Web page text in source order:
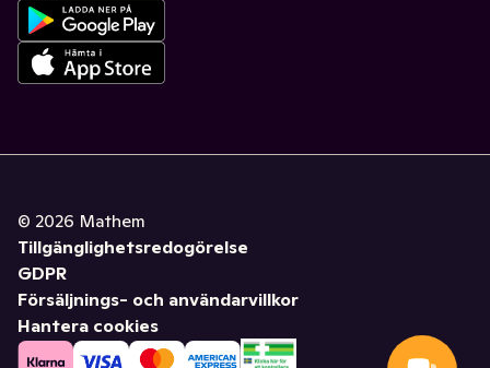
© 2026 Mathem
Tillgänglighetsredogörelse
GDPR
Försäljnings- och användarvillkor
Hantera cookies